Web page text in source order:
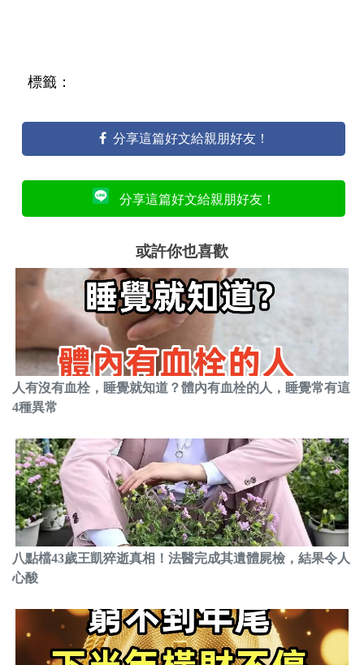
標籤：
分享這篇好文給親朋好友！
分享這篇好文給親朋好友！
或許你也喜歡
人有沒有血栓，睡覺就知道？體內有血栓的人，睡覺常有這
4種異常
八點檔43歲王凱猝逝真相！法醫完成其遺體屍檢，結果令人
心酸